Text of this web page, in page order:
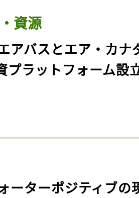
資源
アバスとエア・カナ
プラットフォーム設
ーターポジティブの